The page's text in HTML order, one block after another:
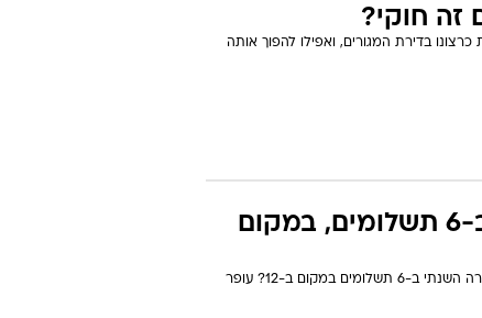
זה חוקי?
בדירת המגורים, ואפילו להפוך אותה
האם זה חוקי לדרוש את שכר הדירה השנתי ב-6 תשלומים, במקום
שוכרים דירה? השאלה הבאה נוגעת אליכם: האם בעל דירה יכול לדרוש מכם את שכר הדירה השנתי ב-6 תשלומים במקום ב-12? עופר